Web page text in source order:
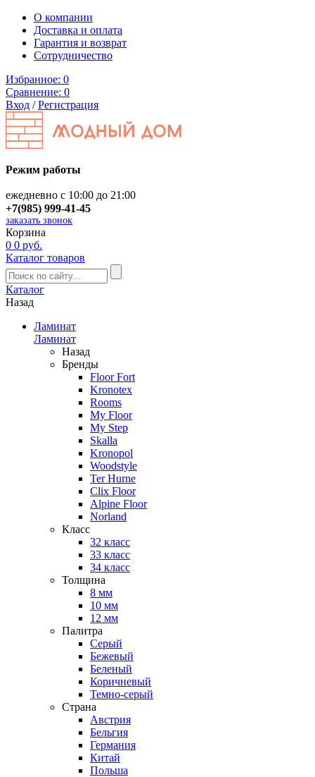
О компании
Доставка и оплата
Гарантия и возврат
Сотрудничество
Избранное: 0
Сравнение: 0
Вход /Регистрация
Режим работы
ежедневно с 10:00 до 21:00
+7(985) 999-41-45
заказать звонок
Корзина
0 0 руб.
Каталог товаров
Каталог
Назад
Ламинат
Ламинат
Назад
Бренды
Floor Fort
Kronotex
Rooms
My Floor
My Step
Skalla
Kronopol
Woodstyle
Ter Hurne
Clix Floor
Alpine Floor
Norland
Класс
32 класс
33 класс
34 класс
Толщина
8 мм
10 мм
12 мм
Палитра
Серый
Бежевый
Беленый
Коричневый
Темно-серый
Страна
Австрия
Бельгия
Германия
Китай
Польша